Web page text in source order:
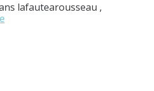
lafautearousseau ,